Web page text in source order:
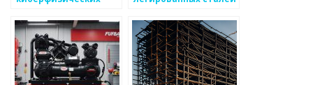
промышленности